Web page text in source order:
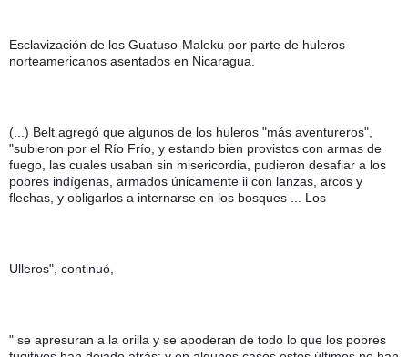
Esclavización de los Guatuso-Maleku por parte de huleros
norteamericanos asentados en Nicaragua.
(...) Belt agregó que algunos de los huleros "más aventureros",
"subieron por el Río Frío, y estando bien provistos con armas de
fuego, las cuales usaban sin misericordia, pudieron desafiar a los
pobres indígenas, armados únicamente ii con lanzas, arcos y
flechas, y obligarlos a internarse en los bosques ... Los
Ulleros", continuó,
" se apresuran a la orilla y se apoderan de todo lo que los pobres